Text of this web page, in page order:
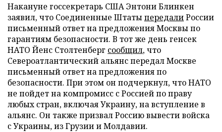
Накануне госсекретарь США Энтони Блинкен
заявил, что Соединенные ШтатыпередалиРоссии
письменный ответ на предложения Москвы по
гарантиям безопасности. В тот же день генсек
НАТО Йенс Столтенберг сообщил, что
Североатлантический альянс передал Москве
письменный ответ на предложения по
безопасности. При этом он подчеркнул, что НАТО
не пойдет на компромисс с Россией по праву
любых стран, включая Украину, на вступление в
альянс. Он также призвал Россию вывести войска
с Украины, из Грузии и Молдавии.